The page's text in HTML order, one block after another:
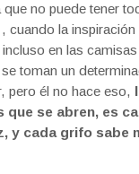
no puede tener
cuando la inspiración
en las camisas
toman un
pero él no hace eso,
que se abren, es
y cada grifo sabe